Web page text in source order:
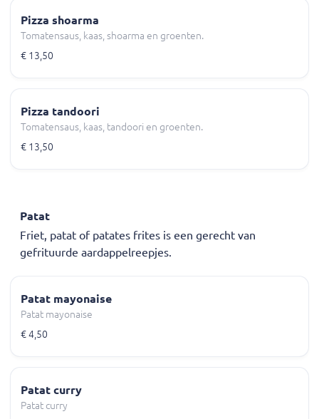
Pizza shoarma
Tomatensaus, kaas, shoarma en groenten.
€ 13,50
Pizza tandoori
Tomatensaus, kaas, tandoori en groenten.
€ 13,50
Patat
Friet, patat of patates frites is een gerecht van
gefrituurde aardappelreepjes.
Patat mayonaise
Patat mayonaise
€ 4,50
Patat curry
Patat curry